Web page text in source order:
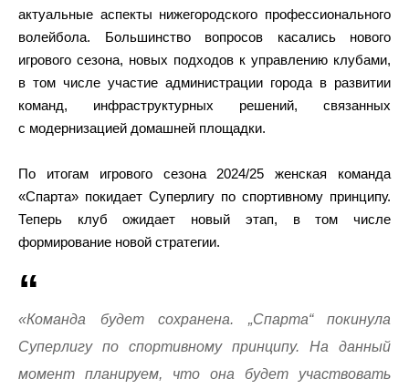
актуальные аспекты нижегородского профессионального
волейбола. Большинство вопросов касались нового
игрового сезона, новых подходов к управлению клубами,
в том числе участие администрации города в развитии
команд, инфраструктурных решений, связанных
с модернизацией домашней площадки.
По итогам игрового сезона 2024/25 женская команда
«Спарта» покидает Суперлигу по спортивному принципу.
Теперь клуб ожидает новый этап, в том числе
формирование новой стратегии.
«Команда будет сохранена. „Спарта“ покинула
Суперлигу по спортивному принципу. На данный
момент планируем, что она будет участвовать